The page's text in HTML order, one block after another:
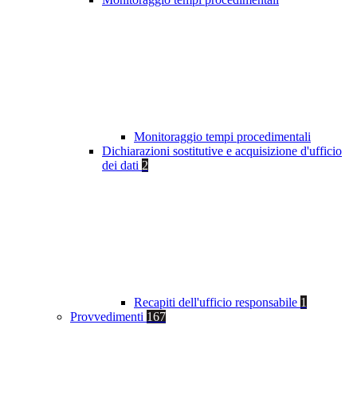
Monitoraggio tempi procedimentali
Dichiarazioni sostitutive e acquisizione d'ufficio
dei dati 2
Recapiti dell'ufficio responsabile 1
Provvedimenti 167